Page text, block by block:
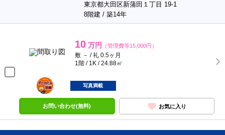
東京都大田区新蒲田１丁目 19-1
8階建 / 築14年
10 万円 （管理費等15,000円）
敷 － / 礼 0.5ヶ月
1階 / 1K / 24.88㎡
ポンタ
部屋
写真満載
お問い合わせ(無料) お気に入り